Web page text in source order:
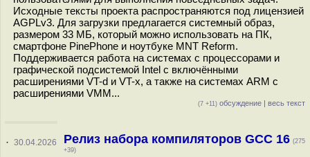
Исходные тексты проекта распространяются под лицензией
AGPLv3. Для загрузки предлагается системный образ,
размером 33 МБ, который можно использовать на ПК,
смартфоне PinePhone и ноутбуке MNT Reform.
Поддерживается работа на системах с процессорами и
графической подсистемой Intel с включёнными
расширениями VT-d и VT-x, а также на системах ARM с
расширениями VMM...
(7 +11) обсуждение | весь текст
· 30.04.2026 Релиз набора компиляторов GCC 16 (275
+39)